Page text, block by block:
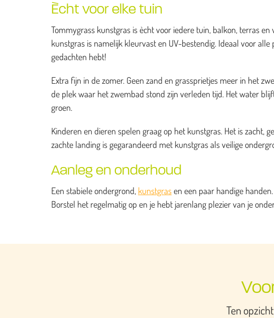
Ècht voor elke tuin
Tommygrass kunstgras is ècht voor iedere tuin, balkon, terras
kunstgras is namelijk kleurvast en UV-bestendig. Ideaal voor
gedachten hebt!
Extra fijn in de zomer. Geen zand en grassprietjes meer in het
de plek waar het zwembad stond zijn verleden tijd. Het water
groen.
Kinderen en dieren spelen graag op het kunstgras. Het is zacht,
zachte landing is gegarandeerd met kunstgras als veilige
Aanleg en onderhoud
Een stabiele ondergrond, kunstgrasen een paar handige
Borstel het regelmatig op en je hebt jarenlang plezier van je
Ten